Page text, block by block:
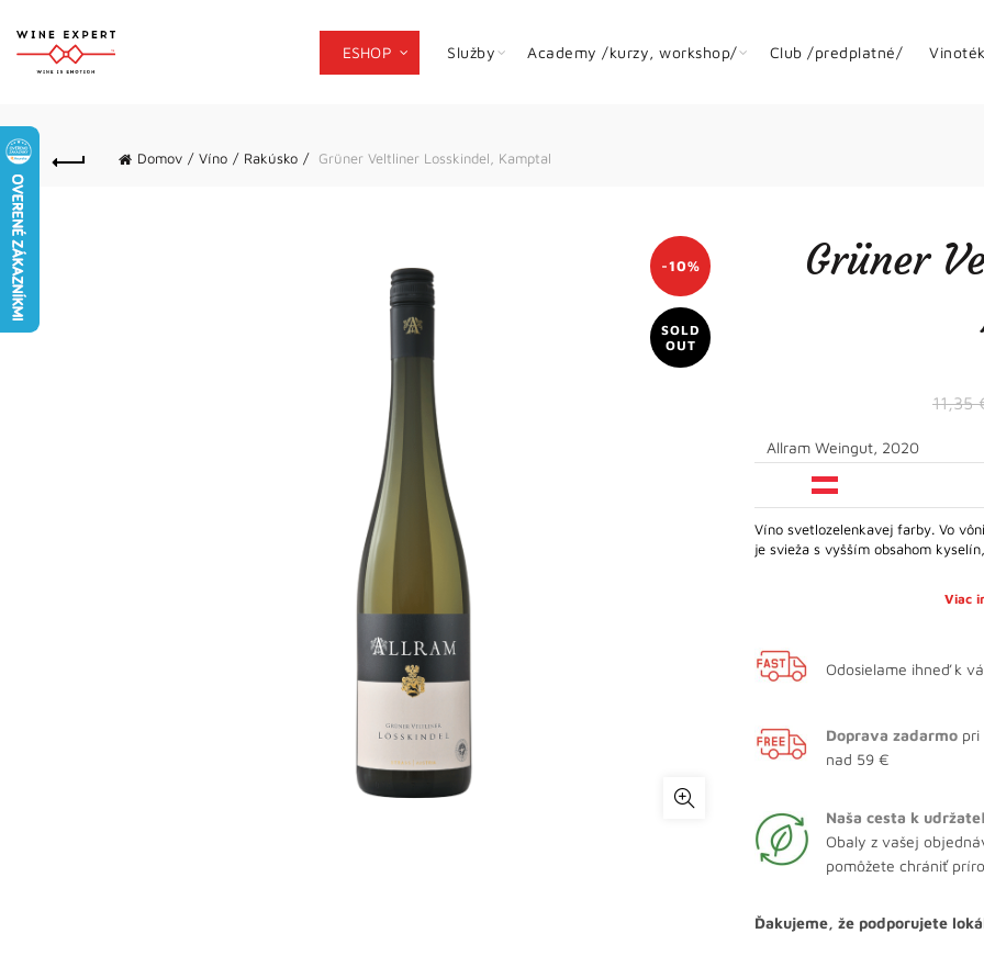
ESHOP Služby Academy /kurzy, workshop/ Club /predplatné/
Domov Víno Rakúsko Grüner Veltliner Losskindel, Kamptal
-10%
SOLD
OUT
Grüner
11,35
Allram Weingut, 2020
Víno svetlozelenkavej farby. Vo
je svieža s vyšším obsahom
Viac
Odosielame ihneď k
Doprava zadarmo pri
nad 59 €
Naša cesta k
Obaly z vašej
pomôžete chrániť
Ďakujeme, že podporujete